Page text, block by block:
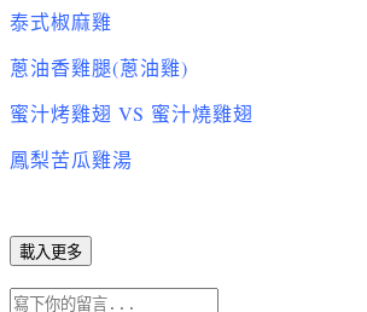
泰式椒麻雞
蔥油香雞腿(蔥油雞)
蜜汁烤雞翅 VS 蜜汁燒雞翅
鳳梨苦瓜雞湯
載入更多